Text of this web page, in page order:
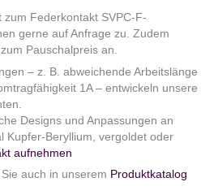
zum Federkontakt SVPC-F-
gerne auf Anfrage zu. Zudem
Pauschalpreis an.
– z. B. abweichende Arbeitslänge
1A – entwickeln unsere
Designs und Anpassungen an
Kupfer-Beryllium, vergoldet oder
aufnehmen
auch in unserem Produktkatalog